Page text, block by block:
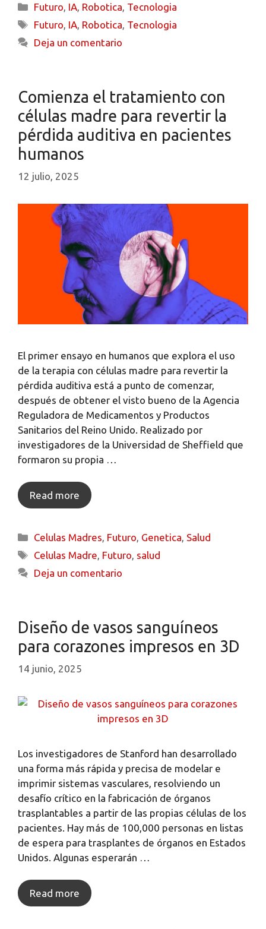
Futuro, IA, Robotica, Tecnologia
Futuro, IA, Robotica, Tecnologia
Deja un comentario
Comienza el tratamiento con
células madre para revertir la
pérdida auditiva en pacientes
humanos
12 julio, 2025
El primer ensayo en humanos que explora el uso
de la terapia con células madre para revertir la
pérdida auditiva está a punto de comenzar,
después de obtener el visto bueno de la Agencia
Reguladora de Medicamentos y Productos
Sanitarios del Reino Unido. Realizado por
investigadores de la Universidad de Sheffield que
formaron su propia …
Read more
Celulas Madres, Futuro, Genetica, Salud
Celulas Madre, Futuro, salud
Deja un comentario
Diseño de vasos sanguíneos
para corazones impresos en 3D
14 junio, 2025
Los investigadores de Stanford han desarrollado
una forma más rápida y precisa de modelar e
imprimir sistemas vasculares, resolviendo un
desafío crítico en la fabricación de órganos
trasplantables a partir de las propias células de los
pacientes. Hay más de 100,000 personas en listas
de espera para trasplantes de órganos en Estados
Unidos. Algunas esperarán …
Read more